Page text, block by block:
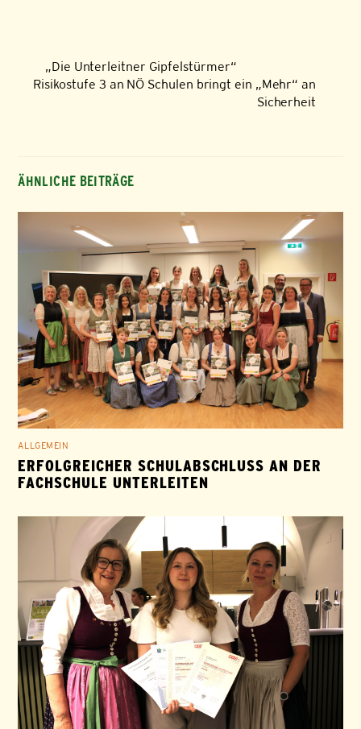
„Die Unterleitner Gipfelstürmer“
Risikostufe 3 an NÖ Schulen bringt ein „Mehr“ an
Sicherheit
ÄHNLICHE BEITRÄGE
ALLGEMEIN
ERFOLGREICHER SCHULABSCHLUSS AN DER
FACHSCHULE UNTERLEITEN